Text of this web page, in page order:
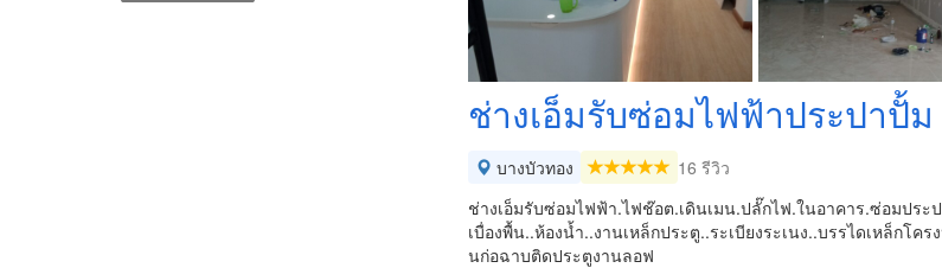
ช่างเอ็มรับซ่อมไฟฟ้าประปาปั้ม
บางบัวทอง
16 รีวิว
ช่างเอ็มรับซ่อมไฟฟ้า.ไฟช๊อต.เดินเมน.ปลั๊กไฟ.ในอาคาร.ซ่อมปร
เบื่องพื้น..ห้องน้ำ..งานเหล็กประตู..ระเบียงระเนง..บรรไดเหล็กโ
นก่อฉาบติดประตูงานลอฟ